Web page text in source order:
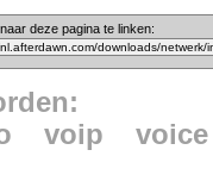
deze pagina te linken:
voip voice